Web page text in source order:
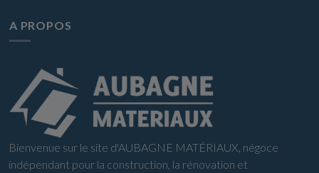
A PROPOS
Bienvenue sur le site d'AUBAGNE MATÉRIAUX, négoce
indépendant pour la construction, la rénovation et